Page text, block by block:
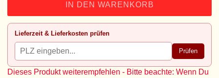
IN DEN WARENKORB
Lieferzeit & Lieferkosten prüfen
Prüfen
Dieses Produkt weiterempfehlen - Bitte beachte: Wenn Du